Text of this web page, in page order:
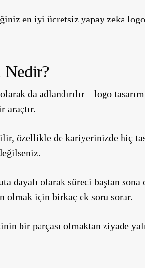
en iyi ücretsiz yapay zeka logo
Nedir?
da adlandırılır – logo
araçtır.
özellikle de kariyerinizde hiç
dayalı olarak süreci baştan
olmak için birkaç ek soru sorar.
bir parçası olmaktan ziyade